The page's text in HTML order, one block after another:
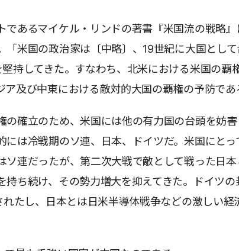
であるマイケル・リンドの著書『米国流の戦略』
「米国の政治家は〔中略〕、19世紀に大国として
持してきた。すなわち、北米における米国の覇
ア及び中東における敵対的大国の覇権の予防であ
の確立のため、米国には他の有力国の台頭を妨害
には冷戦期のソ連、日本、ドイツだ。米国にとっ
ソ連だったが、第二次大戦で敵として戦った日本
持ち続け、その勢力増大を抑えてきた。ドイツの
れたし、日本とは日米半導体戦争などの激しい経